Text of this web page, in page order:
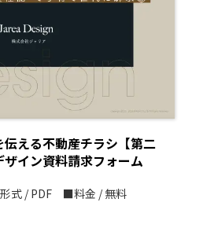
える不動産チラシ【第二
イン資料請求フォーム
式 / PDF ■料金 / 無料